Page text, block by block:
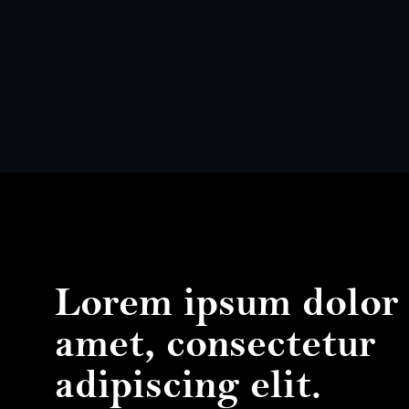
Lorem ipsum
amet, consectetur
adipiscing elit.